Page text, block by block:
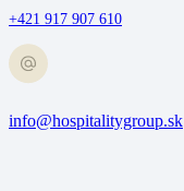
+421 917 907 610
info@hospitalitygroup.sk